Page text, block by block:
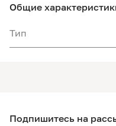
Общие
Тип
Подпишитесь на